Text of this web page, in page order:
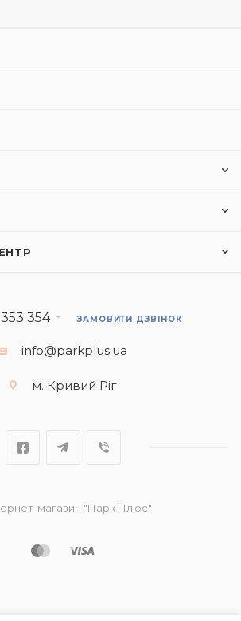
354 ЗАМОВИТИ ДЗВІНОК
info@parkplus.ua
м. Кривий Ріг
магазин "Парк Плюс"